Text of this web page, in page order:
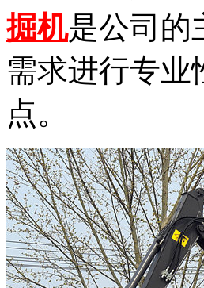
掘机是公司的
需求进行专业
点。